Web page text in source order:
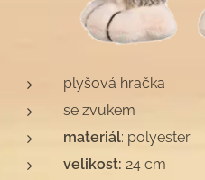
plyšová hračka
se zvukem
materiál: polyester
velikost: 24 cm